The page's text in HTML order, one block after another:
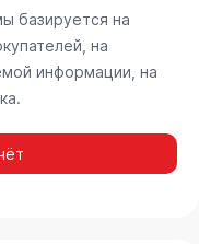
базируется на
на
информации, на